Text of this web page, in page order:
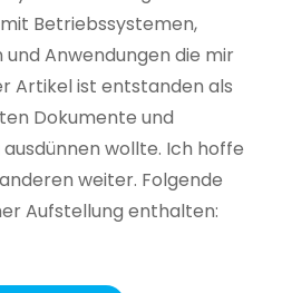
Betriebssystemen,
Anwendungen die mir
Artikel ist entstanden als
Dokumente und
wollte. Ich hoffe
weiter. Folgende
Aufstellung enthalten: